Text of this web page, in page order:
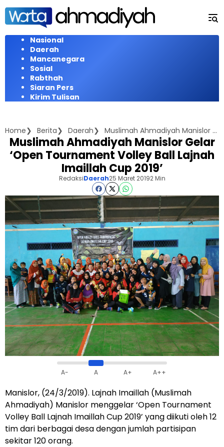
Langsung
konten
Nasional
Daerah
Mancanegara
Sosial
Rabthah
Siaran Pers
Kirim Tulisan
Home Berita Daerah Muslimah Ahmadiyah Manislor Gelar 'Open Tournament Volley Ball Lajnah Imaillah Cup 2019'
Muslimah Ahmadiyah Manislor Gelar
‘Open Tournament Volley Ball Lajnah
Imaillah Cup 2019’
RedaksiDaerah25 Maret 20192 Min
A- A A+ A++
Manislor, (24/3/2019). Lajnah Imaillah (Muslimah
Ahmadiyah) Manislor menggelar ‘Open Tournament
Volley Ball Lajnah Imaillah Cup 2019’ yang diikuti oleh 12
tim dari berbagai desa dengan jumlah partisipan
sekitar 120 orang.